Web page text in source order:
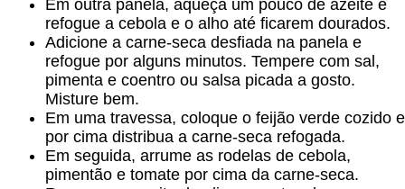
Em outra panela, aqueça um pouco de azeite e
refogue a cebola e o alho até ficarem dourados.
Adicione a carne-seca desfiada na panela e
refogue por alguns minutos. Tempere com sal,
pimenta e coentro ou salsa picada a gosto.
Misture bem.
Em uma travessa, coloque o feijão verde cozido e
por cima distribua a carne-seca refogada.
Em seguida, arrume as rodelas de cebola,
pimentão e tomate por cima da carne-seca.